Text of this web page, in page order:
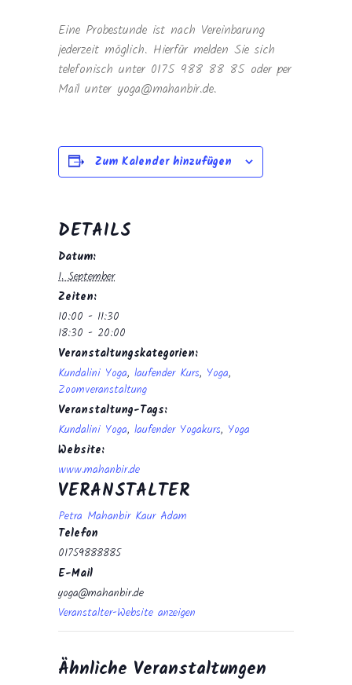
Eine Probestunde ist nach Vereinbarung
jederzeit möglich. Hierfür melden Sie sich
telefonisch unter 0175 988 88 85 oder per
Mail unter yoga@mahanbir.de.
Zum Kalender hinzufügen
DETAILS
Datum:
1. September
Zeiten:
10:00 - 11:30
18:30 - 20:00
Veranstaltungskategorien:
Kundalini Yoga, laufender Kurs, Yoga,
Zoomveranstaltung
Veranstaltung-Tags:
Kundalini Yoga, laufender Yogakurs, Yoga
Website:
www.mahanbir.de
VERANSTALTER
Petra Mahanbir Kaur Adam
Telefon
01759888885
E-Mail
yoga@mahanbir.de
Veranstalter-Website anzeigen
Ähnliche Veranstaltungen